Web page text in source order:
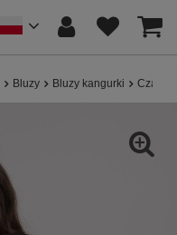
Bluzy Bluzy kangurki Czarna